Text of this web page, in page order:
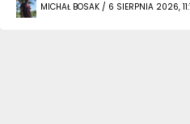
MICHAŁ BOSAK / 6 SIERPNIA 2026,